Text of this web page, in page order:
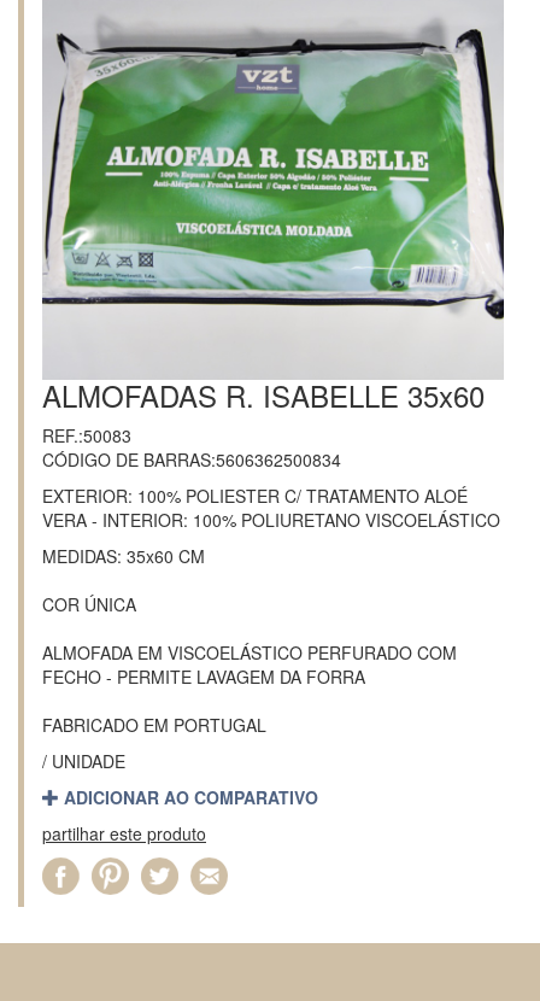
ALMOFADAS R. ISABELLE 35x60
REF.:50083
CÓDIGO DE BARRAS:5606362500834
EXTERIOR: 100% POLIESTER C/ TRATAMENTO ALOÉ
VERA - INTERIOR: 100% POLIURETANO VISCOELÁSTICO
MEDIDAS: 35x60 CM
COR ÚNICA
ALMOFADA EM VISCOELÁSTICO PERFURADO COM
FECHO - PERMITE LAVAGEM DA FORRA
FABRICADO EM PORTUGAL
/ UNIDADE
ADICIONAR AO COMPARATIVO
partilhar este produto